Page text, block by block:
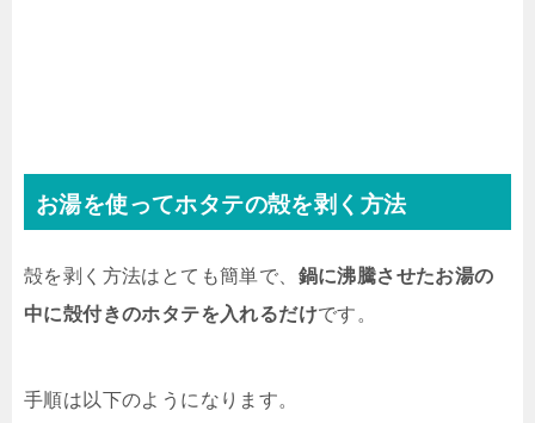
お湯を使ってホタテの殻を剥く方法
殻を剥く方法はとても簡単で、 鍋に沸騰させたお湯の
中に殻付きのホタテを入れるだけです。
手順は以下のようになります。